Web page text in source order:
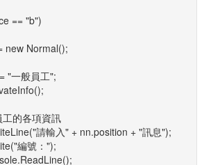
== "b")
new Normal();
"一般員工";
的各項資訊
請輸入" + nn.position + "訊息");
編號：");